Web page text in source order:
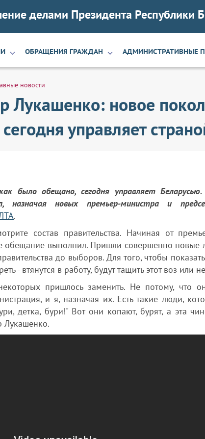
делами Президента Республики
ОБРАЩЕНИЯ ГРАЖДАН АДМИНИСТРАТИВНЫЕ
новости
Лукашенко: новое
управляет
было обещано, сегодня управляет
назначая новых премьер-министра и
.
состав правительства. Начиная от
обещание выполнил. Пришли совершенно новые
до выборов. Для того, чтобы
- втянутся в работу, будут тащить этот воз или
пришлось заменить. Не потому, что
и я, назначая их. Есть такие люди,
детка, бури!" Вот они копают, бурят, а эта
Лукашенко.